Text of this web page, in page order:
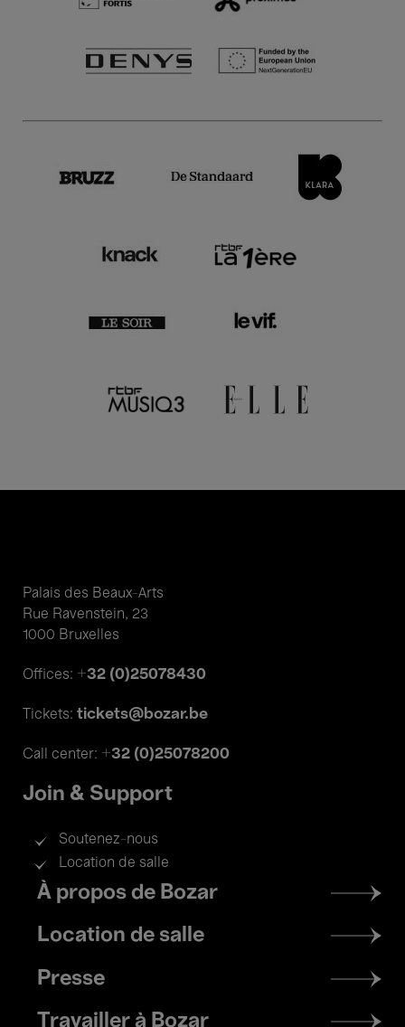
Palais des Beaux-Arts
Rue Ravenstein, 23
1000 Bruxelles
Offices: +32 (0)25078430
Tickets: tickets@bozar.be
Call center: +32 (0)25078200
Join & Support
Soutenez-nous
Location de salle
Footer
menu
À propos de Bozar
Location de salle
Presse
Travailler à Bozar